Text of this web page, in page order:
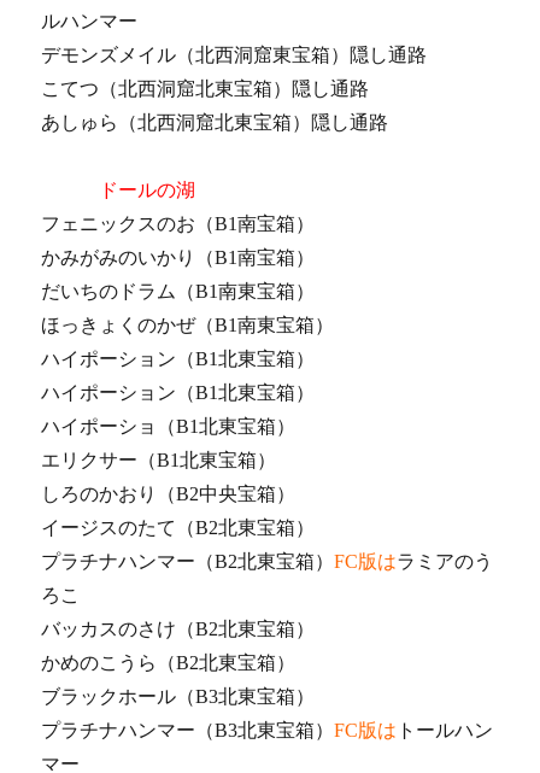
ルハンマー
デモンズメイル（北西洞窟東宝箱）隠し通路
こてつ（北西洞窟北東宝箱）隠し通路
あしゅら（北西洞窟北東宝箱）隠し通路
ドールの湖
フェニックスのお（B1南宝箱）
かみがみのいかり（B1南宝箱）
だいちのドラム（B1南東宝箱）
ほっきょくのかぜ（B1南東宝箱）
ハイポーション（B1北東宝箱）
ハイポーション（B1北東宝箱）
ハイポーショ（B1北東宝箱）
エリクサー（B1北東宝箱）
しろのかおり（B2中央宝箱）
イージスのたて（B2北東宝箱）
プラチナハンマー（B2北東宝箱）FC版はラミアのう
ろこ
バッカスのさけ（B2北東宝箱）
かめのこうら（B2北東宝箱）
ブラックホール（B3北東宝箱）
プラチナハンマー（B3北東宝箱）FC版は トールハン
マー